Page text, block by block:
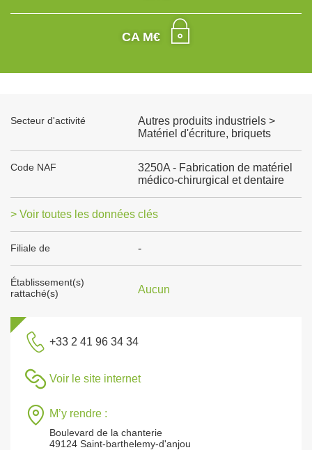
CA M€
Secteur d'activité
Autres produits industriels >
Matériel d'écriture, briquets
Code NAF
3250A - Fabrication de matériel
médico-chirurgical et dentaire
> Voir toutes les données clés
Filiale de -
Établissement(s)
rattaché(s)
Aucun
+33 2 41 96 34 34
Voir le site internet
M’y rendre :
Boulevard de la chanterie
49124 Saint-barthelemy-d'anjou